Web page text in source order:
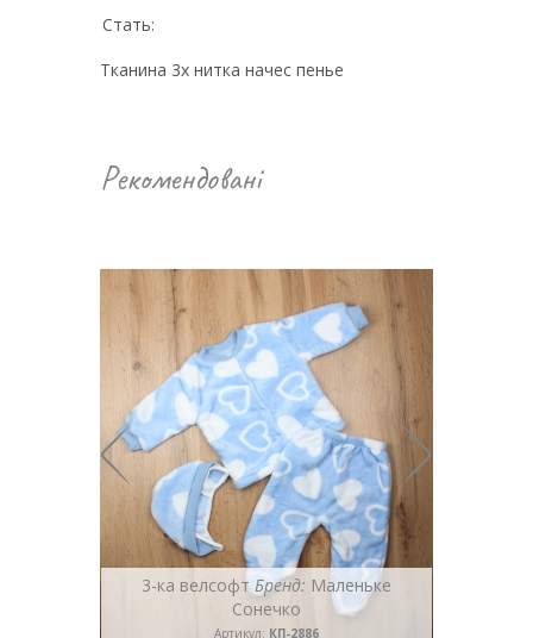
Стать:
Тканина 3х нитка начес пенье
Рекомендовані
3-ка велсофт Бренд: Маленьке
Сонечко
Артикул: КП-2886